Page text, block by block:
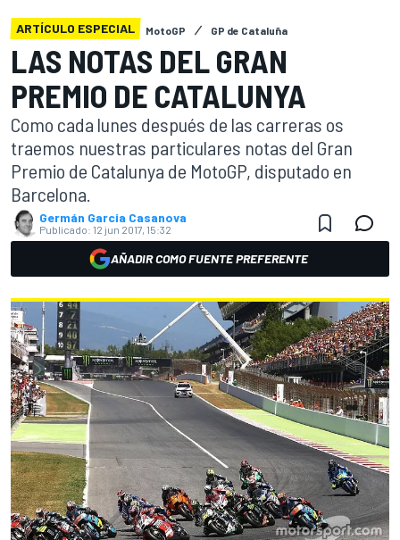
ARTÍCULO ESPECIAL MotoGP GP de Cataluña
LAS NOTAS DEL GRAN
PREMIO DE CATALUNYA
Como cada lunes después de las carreras os
traemos nuestras particulares notas del Gran
Premio de Catalunya de MotoGP, disputado en
Barcelona.
Germán Garcia Casanova
Publicado: 12 jun 2017, 15:32
AÑADIR COMO FUENTE PREFERENTE